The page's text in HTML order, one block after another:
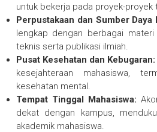
untuk bekerja pada proyek-proyek
Perpustakaan dan Sumber Daya
lengkap dengan berbagai
teknis serta publikasi ilmiah.
Pusat Kesehatan dan Kebugaran:
kesejahteraan mahasiswa,
kesehatan mental.
Tempat Tinggal Mahasiswa:
dekat dengan kampus,
akademik mahasiswa.